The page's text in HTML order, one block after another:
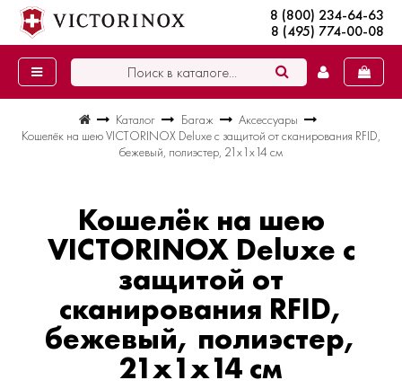
8 (800) 234-64-63
8 (495) 774-00-08
Каталог Багаж
Аксессуары
Кошелёк на шею VICTORINOX Deluxe с защитой от сканирования RFID,
бежевый, полиэстер, 21x1x14 см
Кошелёк на шею
VICTORINOX Deluxe с
защитой от
сканирования RFID,
бежевый, полиэстер,
21x1x14 см